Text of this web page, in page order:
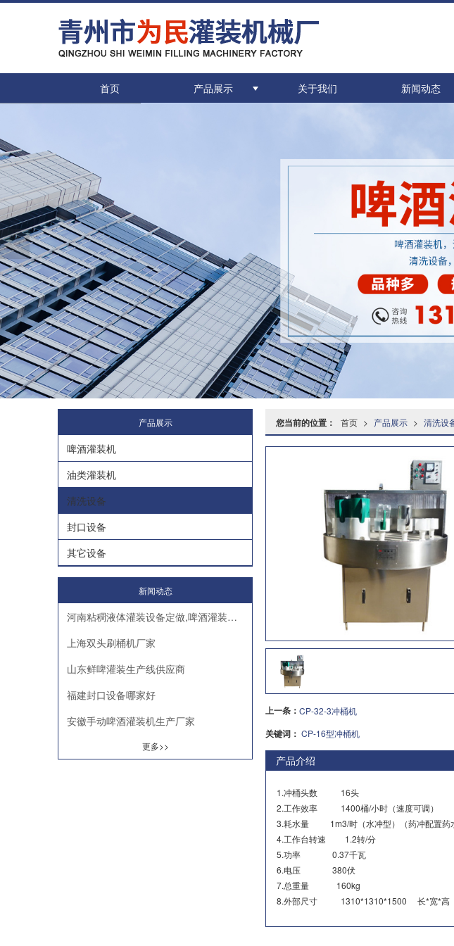
首页 产品展示 关于我们 新闻动态
您当前的位置： 首页 > 产品展示 > 清洗设
上一条： CP-32-3冲桶机
关键词： CP-16型冲桶机
产品介绍
1.冲桶头数 16头
2.工作效率 1400桶/小时（速度可调）
3.耗水量 1m3/时（水冲型）（药冲配置药水
4.工作台转速 1.2转/分
5.功率 0.37千瓦
6.电压 380伏
7.总重量 160kg
8.外部尺寸 1310*1310*1500 长*宽*高
产品展示
啤酒灌装机
油类灌装机
清洗设备
封口设备
其它设备
新闻动态
河南粘稠液体灌装设备定做,啤酒灌装机出售
上海双头刷桶机厂家
山东鲜啤灌装生产线供应商
福建封口设备哪家好
安徽手动啤酒灌装机生产厂家
更多>>